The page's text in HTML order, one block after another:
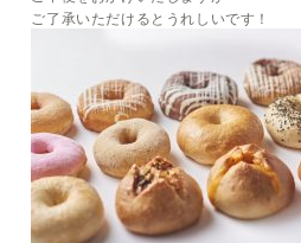
ご了承いただけるとうれしいです！